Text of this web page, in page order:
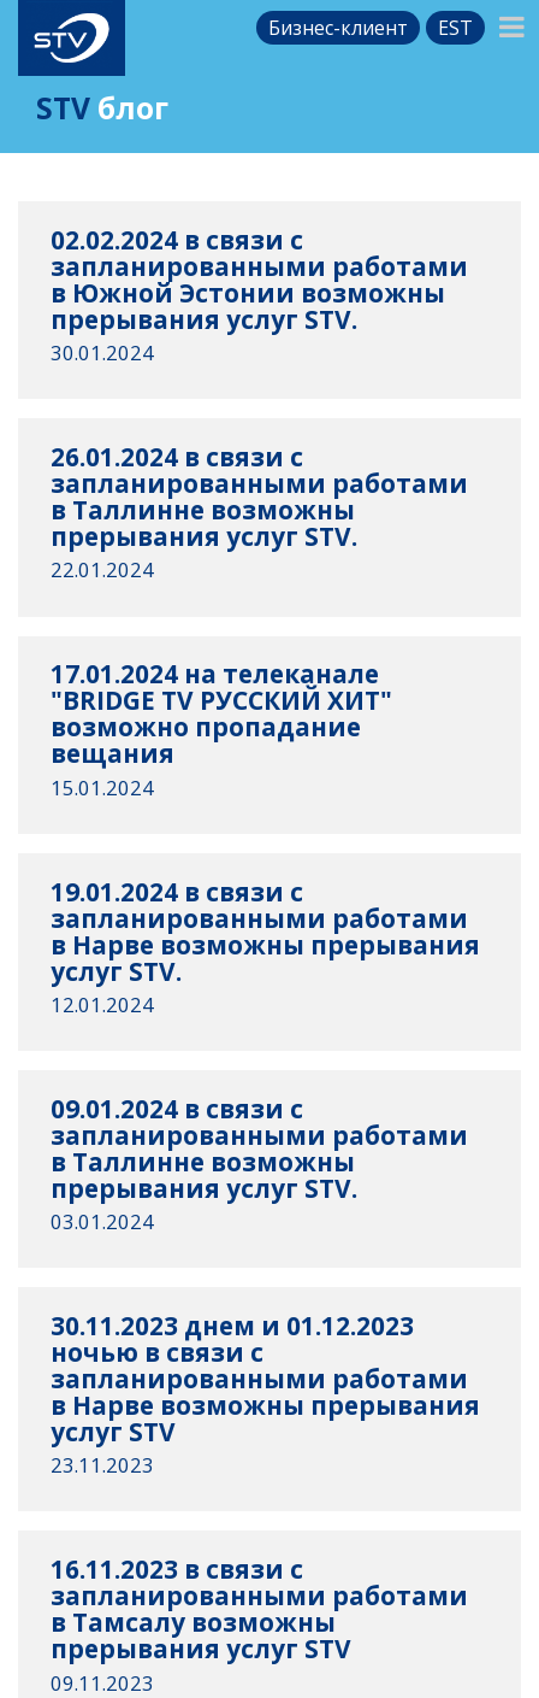
Бизнес-клиент EST
STV блог
02.02.2024 в связи с
запланированными работами
в Южной Эстонии возможны
прерывания услуг STV.
30.01.2024
26.01.2024 в связи с
запланированными работами
в Таллинне возможны
прерывания услуг STV.
22.01.2024
17.01.2024 на телеканале
"BRIDGE TV РУССКИЙ ХИТ"
возможно пропадание
вещания
15.01.2024
19.01.2024 в связи с
запланированными работами
в Нарве возможны прерывания
услуг STV.
12.01.2024
09.01.2024 в связи с
запланированными работами
в Таллинне возможны
прерывания услуг STV.
03.01.2024
30.11.2023 днем и 01.12.2023
ночью в связи с
запланированными работами
в Нарве возможны прерывания
услуг STV
23.11.2023
16.11.2023 в связи с
запланированными работами
в Тамсалу возможны
прерывания услуг STV
09.11.2023